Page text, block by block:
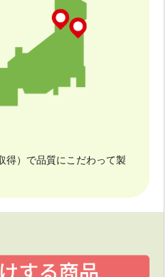
得）で品質にこだわって製